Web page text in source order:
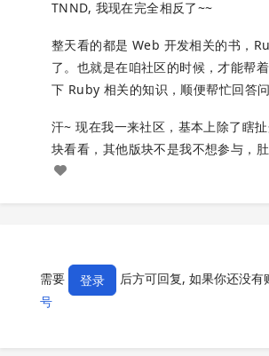
TNND, 我现在完全相反了~~
整天看的都是 Web 开发相关的书，
了。也就是在咱社区的时候，才能帮
下 Ruby 相关的知识，顺便帮忙回答问
汗~ 现在我一来社区，基本上除了瞎
块看看，其他版块不是我不想参与，
需要 登录 后方可回复, 如果你还没有
号